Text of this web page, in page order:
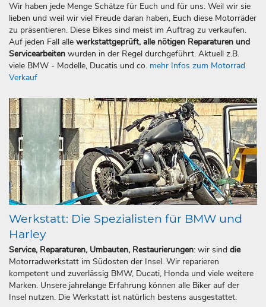
Wir haben jede Menge Schätze für Euch und für uns. Weil wir sie
lieben und weil wir viel Freude daran haben, Euch diese Motorräder
zu präsentieren. Diese Bikes sind meist im Auftrag zu verkaufen.
Auf jeden Fall alle werkstattgeprüft, alle nötigen Reparaturen und
Servicearbeiten wurden in der Regel durchgeführt. Aktuell z.B.
viele BMW - Modelle, Ducatis und co. mehr Infos zum Motorrad
Verkauf
Werkstatt: Die Spezialisten für BMW und
Harley
Service, Reparaturen, Umbauten, Restaurierungen: wir sind die
Motorradwerkstatt im Südosten der Insel. Wir reparieren
kompetent und zuverlässig BMW, Ducati, Honda und viele weitere
Marken. Unsere jahrelange Erfahrung können alle Biker auf der
Insel nutzen. Die Werkstatt ist natürlich bestens ausgestattet.